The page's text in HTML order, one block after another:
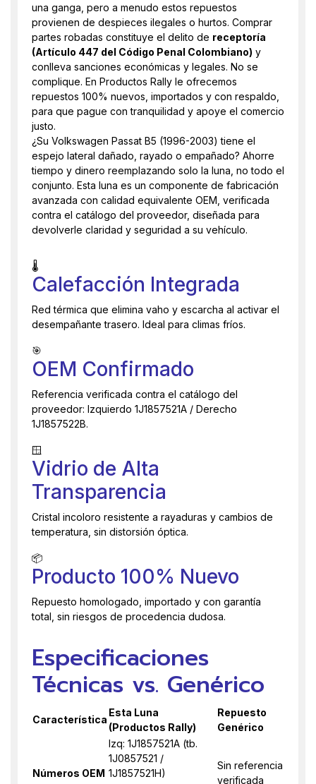
una ganga, pero a menudo estos repuestos
provienen de despieces ilegales o hurtos. Comprar
partes robadas constituye el delito de receptoría
(Artículo 447 del Código Penal Colombiano) y
conlleva sanciones económicas y legales. No se
complique. En Productos Rally le ofrecemos
repuestos 100% nuevos, importados y con respaldo,
para que pague con tranquilidad y apoye el comercio
justo.
¿Su Volkswagen Passat B5 (1996-2003) tiene el
espejo lateral dañado, rayado o empañado? Ahorre
tiempo y dinero reemplazando solo la luna, no todo el
conjunto. Esta luna es un componente de fabricación
avanzada con calidad equivalente OEM, verificada
contra el catálogo del proveedor, diseñada para
devolverle claridad y seguridad a su vehículo.
🌡️
Calefacción Integrada
Red térmica que elimina vaho y escarcha al activar el
desempañante trasero. Ideal para climas fríos.
🎯
OEM Confirmado
Referencia verificada contra el catálogo del
proveedor: Izquierdo 1J1857521A / Derecho
1J1857522B.
🪟
Vidrio de Alta
Transparencia
Cristal incoloro resistente a rayaduras y cambios de
temperatura, sin distorsión óptica.
📦
Producto 100% Nuevo
Repuesto homologado, importado y con garantía
total, sin riesgos de procedencia dudosa.
Especificaciones
Técnicas vs. Genérico
Característica
Esta Luna
(Productos Rally)
Repuesto
Genérico
Números OEM
Izq: 1J1857521A (tb.
1J0857521 /
1J1857521H)
Sin referencia
verificada